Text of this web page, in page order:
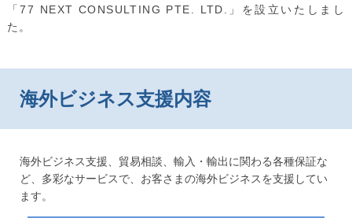
「77 NEXT CONSULTING PTE. LTD.」を設立いたしまし
た。
海外ビジネス支援内容
海外ビジネス支援、貿易相談、輸入・輸出に関わる各種保証な
ど、多彩なサービスで、お客さまの海外ビジネスを支援してい
ます。